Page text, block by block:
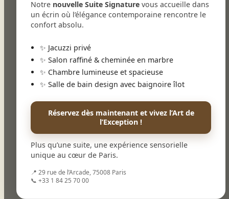
Notre nouvelle Suite Signature vous accueille dans
un écrin où l’élégance contemporaine rencontre le
confort absolu.
✨ Jacuzzi privé
✨ Salon raffiné & cheminée en marbre
✨ Chambre lumineuse et spacieuse
✨ Salle de bain design avec baignoire îlot
Réservez dès maintenant et vivez l’Art de
l’Exception !
Plus qu’une suite, une expérience sensorielle
unique au cœur de Paris.
📍 29 rue de l’Arcade, 75008 Paris
📞 +33 1 84 25 70 00
Capital Social :39 484,29 €
Directeur de publication du site
web@hotelroyalmadeleine.com
Conformément aux articles 39 et suivants de la loi
n° 78-17 du 6 janvier 1978 modifiée en 2004
relative à l’informatique, aux fichiers et aux
communication et, le cas échéant, rectification ou
suppression des informations la concernant, en
web@hotelroyalmadeleine.com
Hébergement
La société : Google Cloud Platform